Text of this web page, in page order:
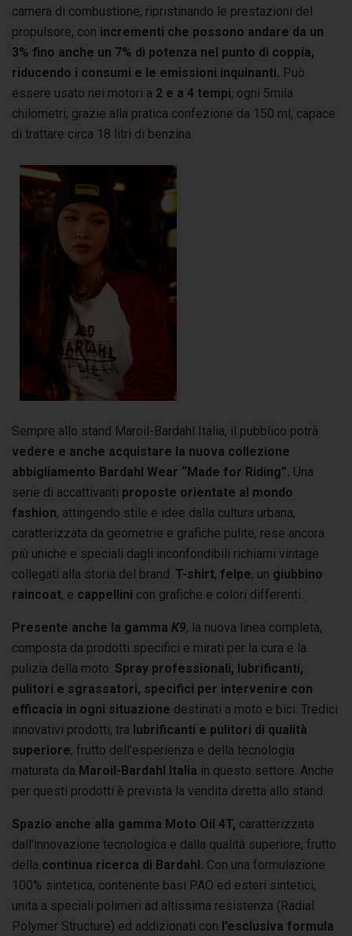
camera di combustione, ripristinando le prestazioni del
propulsore, con incrementi che possono andare da un
3% fino anche un 7% di potenza nel punto di coppia,
riducendo i consumi e le emissioni inquinanti. Può
essere usato nei motori a 2 e a 4 tempi, ogni 5mila
chilometri, grazie alla pratica confezione da 150 ml, capace
di trattare circa 18 litri di benzina.
Sempre allo stand Maroil-Bardahl Italia, il pubblico potrà
vedere e anche acquistare la nuova collezione
abbigliamento Bardahl Wear “Made for Riding”. Una
serie di accattivanti proposte orientate al mondo
fashion, attingendo stile e idee dalla cultura urbana,
caratterizzata da geometrie e grafiche pulite, rese ancora
più uniche e speciali dagli inconfondibili richiami vintage
collegati alla storia del brand. T-shirt, felpe, un giubbino
raincoat, e cappellini con grafiche e colori differenti.
Presente anche la gamma K9, la nuova linea completa,
composta da prodotti specifici e mirati per la cura e la
pulizia della moto. Spray professionali, lubrificanti,
pulitori e sgrassatori, specifici per intervenire con
efficacia in ogni situazione destinati a moto e bici. Tredici
innovativi prodotti, tra lubrificanti e pulitori di qualità
superiore, frutto dell’esperienza e della tecnologia
maturata da Maroil-Bardahl Italia in questo settore. Anche
per questi prodotti è prevista la vendita diretta allo stand.
Spazio anche alla gamma Moto Oil 4T, caratterizzata
dall’innovazione tecnologica e dalla qualità superiore, frutto
della continua ricerca di Bardahl. Con una formulazione
100% sintetica, contenente basi PAO ed esteri sintetici,
unita a speciali polimeri ad altissima resistenza (Radial
Polymer Structure) ed addizionati con l’esclusiva formula